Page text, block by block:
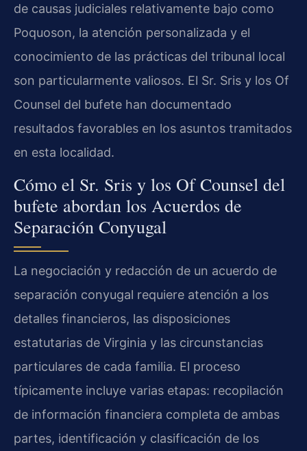
de causas judiciales relativamente bajo como
Poquoson, la atención personalizada y el
conocimiento de las prácticas del tribunal local
son particularmente valiosos. El Sr. Sris y los Of
Counsel del bufete han documentado
resultados favorables en los asuntos tramitados
en esta localidad.
Cómo el Sr. Sris y los Of Counsel del
bufete abordan los Acuerdos de
Separación Conyugal
La negociación y redacción de un acuerdo de
separación conyugal requiere atención a los
detalles financieros, las disposiciones
estatutarias de Virginia y las circunstancias
particulares de cada familia. El proceso
típicamente incluye varias etapas: recopilación
de información financiera completa de ambas
partes, identificación y clasificación de los